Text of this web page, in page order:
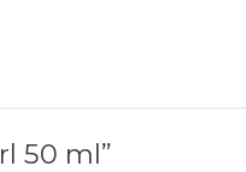
50 ml”